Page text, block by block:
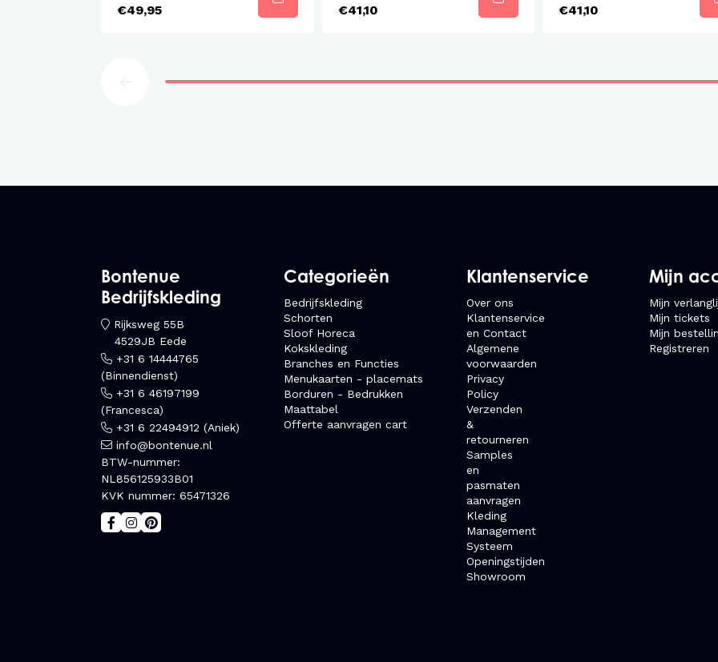
€49,95 €41,10 €41,10
Bontenue
Bedrijfskleding
Rijksweg 55B
4529JB Eede
+31 6 14444765
(Binnendienst)
+31 6 46197199
(Francesca)
+31 6 22494912 (Aniek)
info@bontenue.nl
BTW-nummer:
NL856125933B01
KVK nummer: 65471326
Categorieën
Bedrijfskleding
Schorten
Sloof Horeca
Kokskleding
Branches en Functies
Menukaarten - placemats
Borduren - Bedrukken
Maattabel
Offerte aanvragen cart
Klantenservice
Over ons
Klantenservice
en Contact
Algemene
voorwaarden
Privacy
Policy
Verzenden
&
retourneren
Samples
en
pasmaten
aanvragen
Kleding
Management
Systeem
Openingstijden
Showroom
Mijn
Mijn
Mijn tickets
Mijn
Registreren